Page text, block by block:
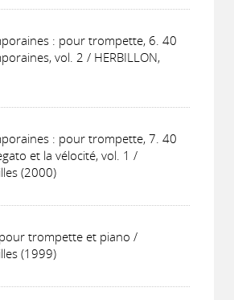
: pour trompette, 6. 40
vol. 2 / HERBILLON,
: pour trompette, 7. 40
et la vélocité, vol. 1 /
(2000)
trompette et piano /
(1999)